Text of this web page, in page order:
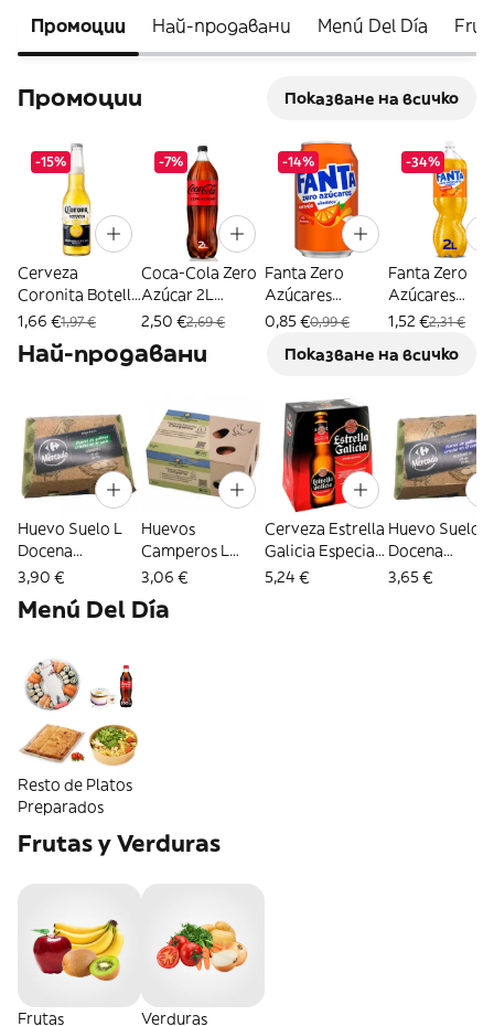
Промоции Най-продавани Menú Del Día
Промоции Показване на всичко
-15%
Cerveza
Coronita Botella
35,5 Cl.
1,66 €1,97 €
-7%
Coca-Cola Zero
Azúcar 2L
Botella
2,50 €2,69 €
-14%
Fanta Zero
Azúcares
Naranja 330ml
0,85 €0,99 €
-34%
Fanta Zero
Azúcares
Naranja 2L
1,52 €2,31 €
Най-продавани Показване на всичко
Huevo Suelo L
Docena
Carrefour
3,90 €
Huevos
Camperos L
Carrefour
Calidad y Origen
6 Uds.
3,06 €
Cerveza Estrella
Galicia Especial
Pack 6 Botellas
5,24 €
Huevo Suelo
Docena
Carrefour
3,65 €
Menú Del Día
Resto de Platos
Preparados
Frutas y Verduras
Frutas Verduras